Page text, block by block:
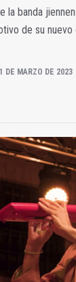
la banda
de su nuevo
DE MARZO DE 2023